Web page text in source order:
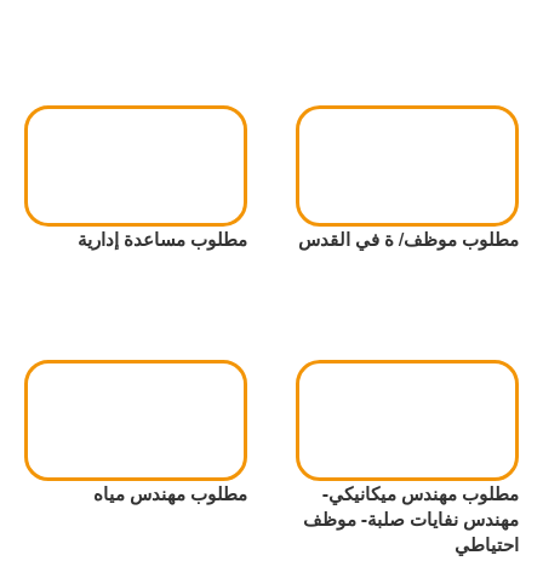
مطلوب موظف/ ة في القدس مطلوب مساعدة إدارية
مطلوب مهندس ميكانيكي-
مهندس نفايات صلبة- موظف
احتياطي
مطلوب مهندس مياه